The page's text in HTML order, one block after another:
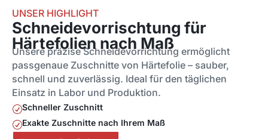
UNSER HIGHLIGHT
Schneidevorrischtung für
Härtefolien nach Maß
Unsere präzise Schneidevorrichtung ermöglicht
passgenaue Zuschnitte von Härtefolie – sauber,
schnell und zuverlässig. Ideal für den täglichen
Einsatz in Labor und Produktion.
RSchneller Zuschnitt
RExakte Zuschnitte nach Ihrem Maß